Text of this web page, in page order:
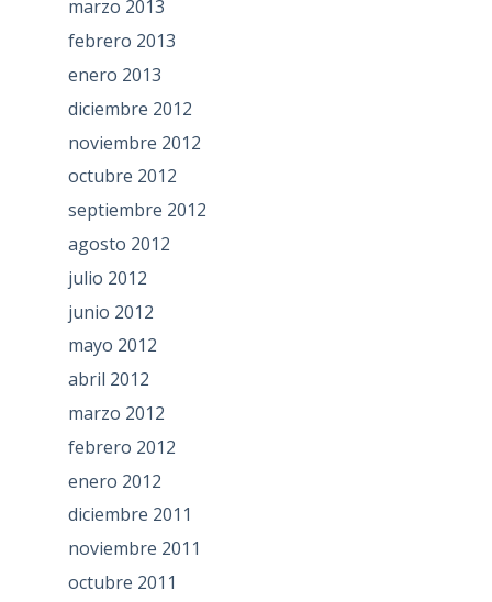
marzo 2013
febrero 2013
enero 2013
diciembre 2012
noviembre 2012
octubre 2012
septiembre 2012
agosto 2012
julio 2012
junio 2012
mayo 2012
abril 2012
marzo 2012
febrero 2012
enero 2012
diciembre 2011
noviembre 2011
octubre 2011